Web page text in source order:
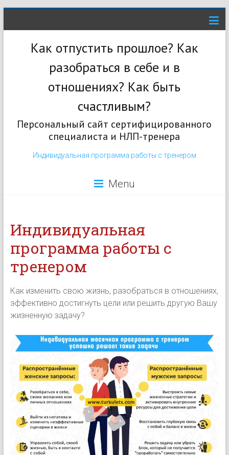
Как отпустить прошлое? Как
разобраться в себе и в
отношениях? Как быть
счастливым?
Персональный сайт сертифицированного
специалиста и НЛП-тренера
Индивидуальная программа работы с тренером
Menu
Индивидуальная
программа работы с
тренером
Как изменить свою жизнь, разобраться в отношениях,
эффективно достигнуть цели или решить другую Вашу
жизненную задачу?